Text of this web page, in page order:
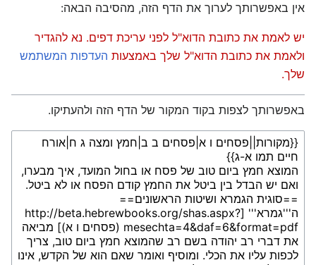
אין באפשרותך לערוך את הדף הזה, מהסיבה הבאה:
יש לאמת את כתובת הדוא"ל לפני עריכת דפים. נא להגדיר
ולאמת את כתובת הדוא"ל שלך באמצעות העדפות המשתמש
שלך.
באפשרותך לצפות בקוד המקור של הדף הזה ולהעתיקו.